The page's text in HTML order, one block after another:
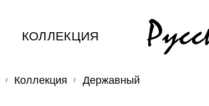
КОЛЛЕКЦИЯ
Коллекция Державный